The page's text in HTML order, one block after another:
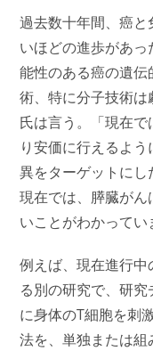
過去数十年間、癌
いほどの進歩があ
能性のある癌の遺
術、特に分子技術
氏は言う。「現在
り安価に行えるよ
異をターゲットにし
現在では、膵臓が
いことがわかってい
例えば、現在進行
る別の研究で、研
に身体のT細胞を刺
法を、単独または